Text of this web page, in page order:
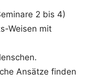
2 bis 4)
Weisen mit
Ansätze finden